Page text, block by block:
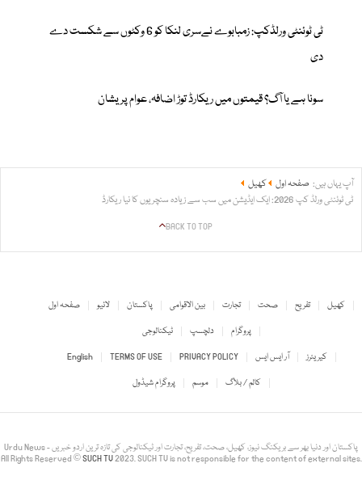
ٹی ٹوئنٹی ورلڈکپ: زمبابوے نےسری لنکا کو 6 وکٹوں سے شکست دے
دی
سونا ہے یا آگ؟ قیمتوں میں ریکارڈ توڑ اضافہ، عوام پریشان
آپ یہاں ہیں: صفحہ اول
کھیل
ٹی ٹوئنٹی ورلڈ کپ 2026: ایک ایڈیشن میں سب سے زیادہ سنچریوں کا نیا ریکارڈ
BACK TO TOP
صفحہ اول لائیو پاکستان بین الاقوامی تجارت صحت تفریح
کھیل
ٹیکنالوجی
دلچسپ
پروگرام
English
TERMS OF USE PRIVACY POLICY آر ایس ایس
کیریئرز
پروگرام شیڈول
موسم کالم / بلاگ
Urdu News - پاکستان اور دنیا بھر سے بریکنگ نیوز، کھیل، صحت، تفریح، تجارت اور ٹیکنالوجی کی تازہ ترین اردو خبریں
All Rights Reserved ©SUCH TV2023. SUCH TV is not responsible for the content of external sites.